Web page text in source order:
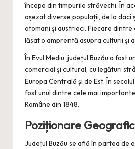
începe din timpurile străvechi. În
așezat diverse populații, de la daci
otomani și austrieci. Fiecare dintre
lăsat o amprentă asupra culturii și
În Evul Mediu, județul Buzău a fost
comercial și cultural, cu legături
Europa Centrală și de Est. În
fost unul dintre cele mai
Române din 1848.
Poziționare
Județul Buzău se află în partea de